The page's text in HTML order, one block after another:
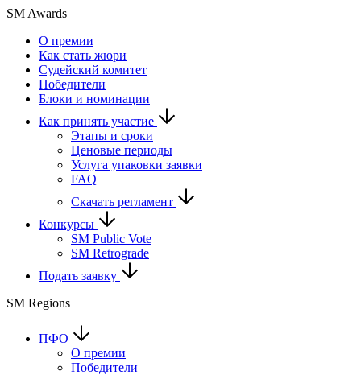
SM Awards
О премии
Как стать жюри
Судейский комитет
Победители
Блоки и номинации
Как принять участие
Этапы и сроки
Ценовые периоды
Услуга упаковки заявки
FAQ
Скачать регламент
Конкурсы
SM Public Vote
SM Retrograde
Подать заявку
SM Regions
ПФО
О премии
Победители